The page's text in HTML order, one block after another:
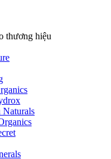
thương hiệu
Naturals